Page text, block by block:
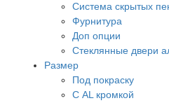
Система скрытых
Фурнитура
Доп опции
Стеклянные двери
Размер
Под покраску
С AL кромкой